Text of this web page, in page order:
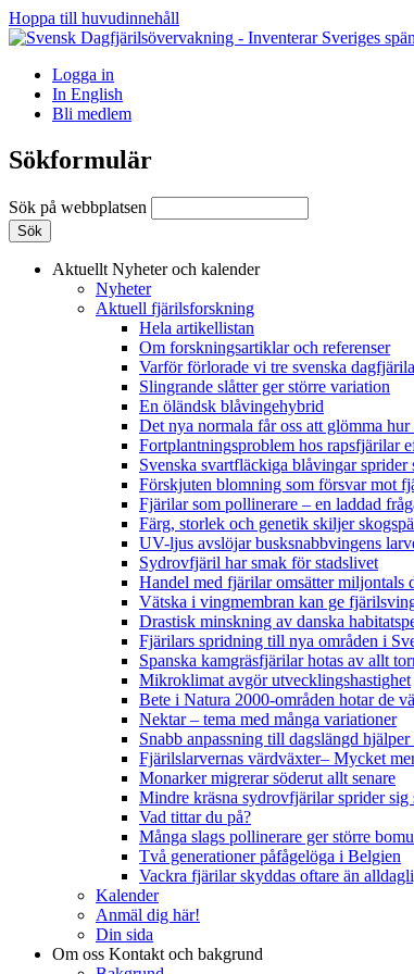
Hoppa till huvudinnehåll
Logga in
In English
Bli medlem
Sökformulär
Sök på webbplatsen
Aktuellt Nyheter och kalender
Nyheter
Aktuell fjärilsforskning
Hela artikellistan
Om forskningsartiklar och referenser
Varför förlorade vi tre svenska
Slingrande slåtter ger större variation
En öländsk blåvingehybrid
Det nya normala får oss att glömma hur
Fortplantningsproblem hos rapsfjärilar
Svenska svartfläckiga blåvingar sprider
Förskjuten blomning som försvar mot
Fjärilar som pollinerare – en laddad
Färg, storlek och genetik skiljer
UV-ljus avslöjar busksnabbvingens
Sydrovfjäril har smak för stadslivet
Handel med fjärilar omsätter miljontals
Vätska i vingmembran kan ge
Drastisk minskning av danska
Fjärilars spridning till nya områden i
Spanska kamgräsfjärilar hotas av allt
Mikroklimat avgör utvecklingshastighet
Bete i Natura 2000-områden hotar de
Nektar – tema med många variationer
Snabb anpassning till dagslängd
Fjärilslarvernas värdväxter– Mycket
Monarker migrerar söderut allt senare
Mindre kräsna sydrovfjärilar sprider sig
Vad tittar du på?
Många slags pollinerare ger större
Två generationer påfågelöga i Belgien
Vackra fjärilar skyddas oftare än
Kalender
Anmäl dig här!
Din sida
Om oss Kontakt och bakgrund